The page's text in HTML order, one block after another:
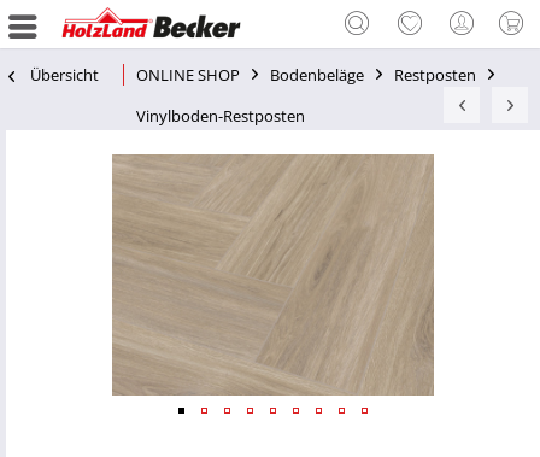
Übersicht ONLINE SHOP Bodenbeläge
Restposten
Vinylboden-Restposten